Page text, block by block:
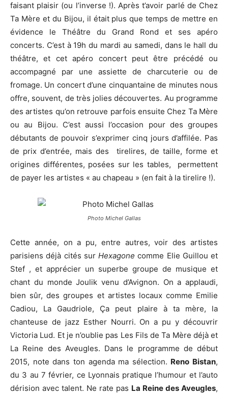
faisant plaisir (ou l’inverse !). Après t’avoir parlé de Chez
Ta Mère et du Bijou, il était plus que temps de mettre en
évidence le Théâtre du Grand Rond et ses apéro
concerts. C’est à 19h du mardi au samedi, dans le hall du
théâtre, et cet apéro concert peut être précédé ou
accompagné par une assiette de charcuterie ou de
fromage. Un concert d’une cinquantaine de minutes nous
offre, souvent, de très jolies découvertes. Au programme
des artistes qu’on retrouve parfois ensuite Chez Ta Mère
ou au Bijou. C’est aussi l’occasion pour des groupes
débutants de pouvoir s’exprimer cinq jours d’affilée. Pas
de prix d’entrée, mais des tirelires, de taille, forme et
origines différentes, posées sur les tables, permettent
de payer les artistes « au chapeau » (en fait à la tirelire !).
Photo Michel Gallas
Cette année, on a pu, entre autres, voir des artistes
parisiens déjà cités sur Hexagone comme Elie Guillou et
Stef , et apprécier un superbe groupe de musique et
chant du monde Joulik venu d’Avignon. On a applaudi,
bien sûr, des groupes et artistes locaux comme Emilie
Cadiou, La Gaudriole, Ça peut plaire à ta mère, la
chanteuse de jazz Esther Nourri. On a pu y découvrir
Victoria Lud. Et je n’oublie pas Les Fils de Ta Mère déjà et
La Reine des Aveugles. Dans le programme de début
2015, note dans ton agenda ma sélection. Reno Bistan,
du 3 au 7 février, ce Lyonnais pratique l’humour et l’auto
dérision avec talent. Ne rate pas La Reine des Aveugles,